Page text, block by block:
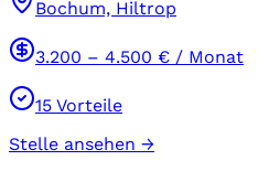
Bochum, Hiltrop
3.200 – 4.500 € / Monat
15 Vorteile
Stelle ansehen →